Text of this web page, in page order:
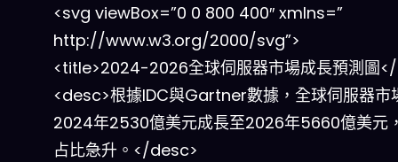
<svg viewBox=”0 0 800 400″ xmlns=”
http://www.w3.org/2000/svg”>
<title>2024-2026全球伺服器市場成長預測圖
<desc>根據IDC與Gartner數據，全球伺服器市
2024年2530億美元成長至2026年5660億美元
占比急升。</desc>